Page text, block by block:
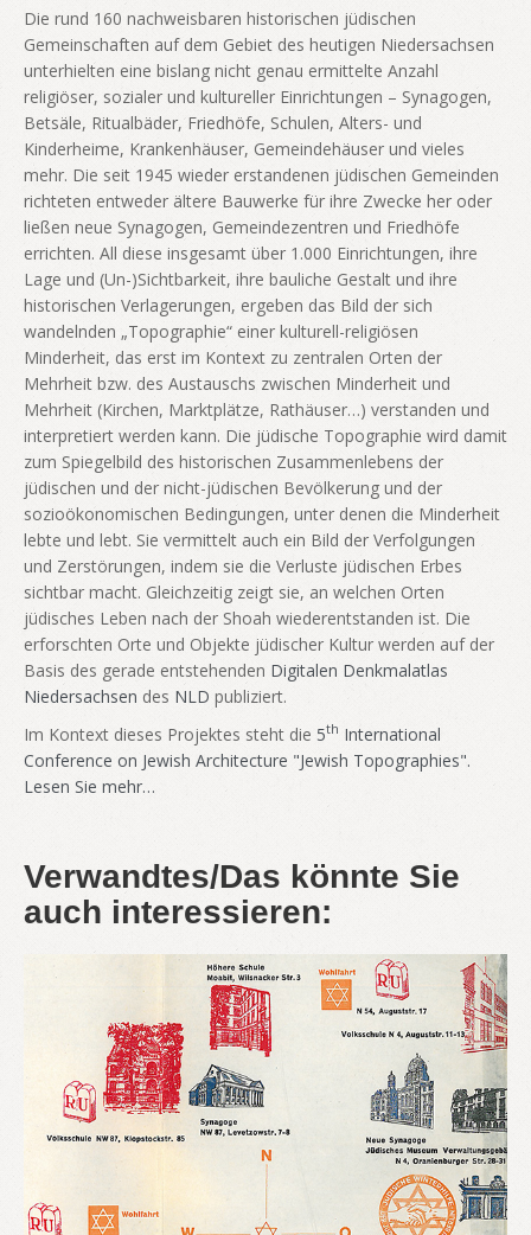
Die rund 160 nachweisbaren historischen jüdischen
Gemeinschaften auf dem Gebiet des heutigen Niedersachsen
unterhielten eine bislang nicht genau ermittelte Anzahl
religiöser, sozialer und kultureller Einrichtungen – Synagogen,
Betsäle, Ritualbäder, Friedhöfe, Schulen, Alters- und
Kinderheime, Krankenhäuser, Gemeindehäuser und vieles
mehr. Die seit 1945 wieder erstandenen jüdischen Gemeinden
richteten entweder ältere Bauwerke für ihre Zwecke her oder
ließen neue Synagogen, Gemeindezentren und Friedhöfe
errichten. All diese insgesamt über 1.000 Einrichtungen, ihre
Lage und (Un-)Sichtbarkeit, ihre bauliche Gestalt und ihre
historischen Verlagerungen, ergeben das Bild der sich
wandelnden „Topographie“ einer kulturell-religiösen
Minderheit, das erst im Kontext zu zentralen Orten der
Mehrheit bzw. des Austauschs zwischen Minderheit und
Mehrheit (Kirchen, Marktplätze, Rathäuser…) verstanden und
interpretiert werden kann. Die jüdische Topographie wird damit
zum Spiegelbild des historischen Zusammenlebens der
jüdischen und der nicht-jüdischen Bevölkerung und der
sozioökonomischen Bedingungen, unter denen die Minderheit
lebte und lebt. Sie vermittelt auch ein Bild der Verfolgungen
und Zerstörungen, indem sie die Verluste jüdischen Erbes
sichtbar macht. Gleichzeitig zeigt sie, an welchen Orten
jüdisches Leben nach der Shoah wiederentstanden ist. Die
erforschten Orte und Objekte jüdischer Kultur werden auf der
Basis des gerade entstehenden Digitalen Denkmalatlas
Niedersachsen des NLD publiziert.
Im Kontext dieses Projektes steht die 5th International
Conference on Jewish Architecture "Jewish Topographies".
Lesen Sie mehr…
Verwandtes/Das könnte Sie
auch interessieren: